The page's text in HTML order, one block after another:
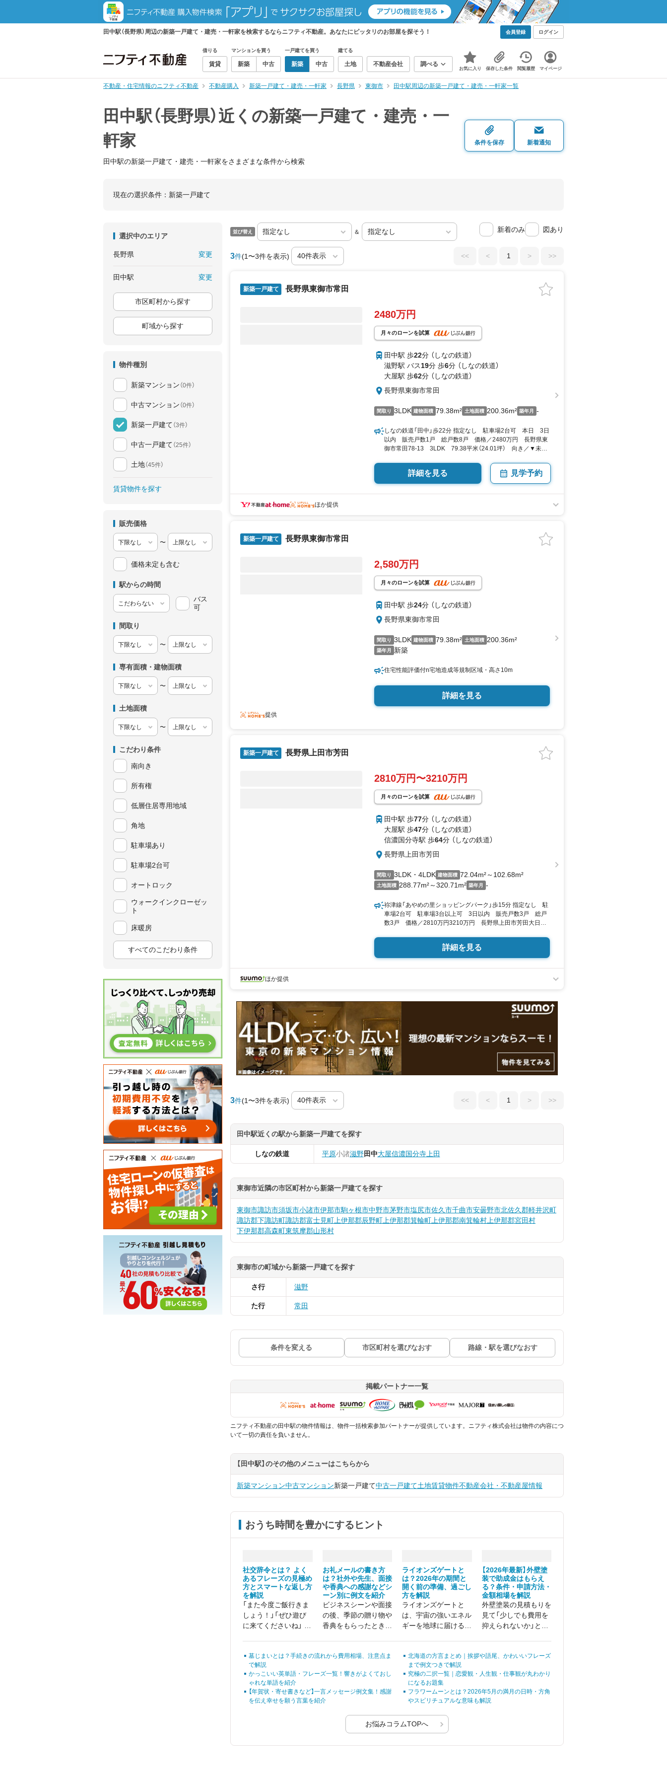
田中駅（長野県）周辺の新築一戸建て・建売・一軒家を検索するならニフティ不動産。あなたにピッタリのお部屋を探そう！ 会員登録 ログイン
借りる
賃貸
マンションを買う
新築 中古
一戸建てを買う
新築 中古
建てる
土地 不動産会社 調べる
お気に入り 保存した条件 閲覧履歴 マイページ
不動産・住宅情報のニフティ不動産 不動産購入 新築一戸建て・建売・一軒家 長野県 東御市 田中駅周辺の新築一戸建て・建売・一軒家一覧
田中駅（長野県）近くの新築一戸建て・建売・一
軒家
田中駅の新築一戸建て・建売・一軒家をさまざまな条件から検索
条件を保存 新着通知
現在の選択条件： 新築一戸建て
選択中のエリア
長野県 変更
田中駅 変更
市区町村から探す
町域から探す
物件種別
新築マンション （0件）
中古マンション （0件）
新築一戸建て （3件）
中古一戸建て （25件）
土地（45件）
賃貸物件を探す
販売価格
〜
価格未定も含む
駅からの時間
バス
可
間取り
〜
専有面積・建物面積
〜
土地面積
〜
こだわり条件
南向き
所有権
低層住居専用地域
角地
駐車場あり
駐車場2台可
オートロック
ウォークインクローゼッ
ト
床暖房
すべてのこだわり条件
並び替え ＆ 新着のみ 図あり
3件(1〜3件を表示) << < 1 > >>
新築一戸建て 長野県東御市常田
2480万円
月々のローンを試算
田中駅 歩22分 （しなの鉄道）
滋野駅 バス19分 歩6分 （しなの鉄道）
大屋駅 歩62分 （しなの鉄道）
長野県東御市常田
間取り 3LDK 建物面積 79.38m² 土地面積 200.36m² 築年月 -
しなの鉄道「田中」歩22分 指定なし 駐車場2台可 本日 3日
以内 販売戸数1戸 総戸数8戸 価格／2480万円 長野県東
御市常田78-13 3LDK 79.38平米（24.01坪） 向き／▼未選
詳細を見る 見学予約
ほか提供
新築一戸建て 長野県東御市常田
2,580万円
月々のローンを試算
田中駅 歩24分 （しなの鉄道）
長野県東御市常田
間取り 3LDK 建物面積 79.38m² 土地面積 200.36m²
築年月 新築
住宅性能評価付n宅地造成等規制区域・高さ10m
詳細を見る
提供
新築一戸建て 長野県上田市芳田
2810万円〜3210万円
月々のローンを試算
田中駅 歩77分 （しなの鉄道）
大屋駅 歩47分 （しなの鉄道）
信濃国分寺駅 歩64分 （しなの鉄道）
長野県上田市芳田
間取り 3LDK・4LDK 建物面積 72.04m²～102.68m²
土地面積 288.77m²～320.71m² 築年月 -
祢津線「あやめの里ショッピングパーク」歩15分 指定なし 駐
車場2台可 駐車場3台以上可 3日以内 販売戸数3戸 総戸
数3戸 価格／2810万円3210万円 長野県上田市芳田大日木
詳細を見る
ほか提供
3件(1〜3件を表示) << < 1 > >>
田中駅近くの駅から新築一戸建てを探す
しなの鉄道 平原小諸滋野田中大屋信濃国分寺上田
東御市近隣の市区町村から新築一戸建てを探す
東御市諏訪市須坂市小諸市伊那市駒ヶ根市中野市茅野市塩尻市佐久市千曲市安曇野市北佐久郡軽井沢町
諏訪郡下諏訪町諏訪郡富士見町 上伊那郡辰野町 上伊那郡箕輪町 上伊那郡南箕輪村 上伊那郡宮田村
下伊那郡高森町東筑摩郡山形村
東御市の町域から新築一戸建てを探す
さ行 滋野
た行 常田
条件を変える 市区町村を選びなおす 路線・駅を選びなおす
掲載パートナー一覧
ニフティ不動産の田中駅の物件情報は、物件一括検索参加パートナーが提供しています。ニフティ株式会社は物件の内容につ
いて一切の責任を負いません。
【田中駅】のその他のメニューはこちらから
新築マンション中古マンション新築一戸建て中古一戸建て土地賃貸物件不動産会社・不動産屋情報
おうち時間を豊かにするヒント
社交辞令とは？ よく
あるフレーズの見極め
方とスマートな返し方
を解説
「また今度ご飯行きま
しょう！」「ぜひ遊び
に来てくださいね」 そ
起こらなかったという
経験をしたことがある
方も多いのではないで
しょうか。
お礼メールの書き方
は？社外や先生、面接
や香典への感謝などシ
ーン別に例文を紹介
ビジネスシーンや面接
の後、季節の贈り物や
香典をもらったときな
は意外と多いもので
ライオンズゲートと
は？2026年の期間と
開く前の準備、過ごし
方を解説
ライオンズゲートと
は、宇宙の強いエネル
ギーを地球に届けるた
【2026年最新】外壁塗
装で助成金はもらえ
る？条件・申請方法・
金額相場を解説
外壁塗装の見積もりを
見て「少しでも費用を
抑えられないか」と、
いでしょうか。 外壁
体ごとに条件や申請手
順が細かく定められて
おり、正しく進めない
墓じまいとは？手続きの流れから費用相場、注意点ま
で解説
北海道の方言まとめ｜挨拶や語尾、かわいいフレーズ
まで例文つきで解説
かっこいい英単語・フレーズ一覧！響きがよくておし
ゃれな単語を紹介
究極の二択一覧｜恋愛観・人生観・仕事観が丸わかり
になるお題集
【年賀状・寄せ書きなど】一言メッセージ例文集！感謝
を伝え幸せを願う言葉を紹介
フラワームーンとは？2026年5月の満月の日時・方角
やスピリチュアルな意味も解説
お悩みコラムTOPへ